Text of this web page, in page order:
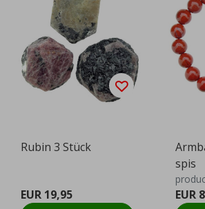
Rubin 3 Stück
EUR 19,95
spis
EUR